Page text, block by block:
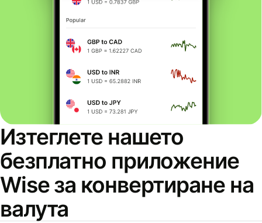
Изтеглете нашето
безплатно приложение
Wise за конвертиране на
валута